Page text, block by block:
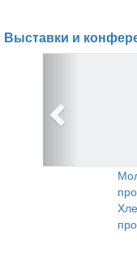
Выставки и